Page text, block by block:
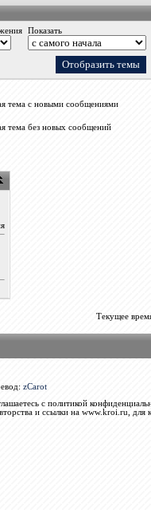
Показать
тема с новыми сообщениями
тема без новых сообщений
Текущее
zCarot
с политикой
и ссылки на www.kroi.ru, для